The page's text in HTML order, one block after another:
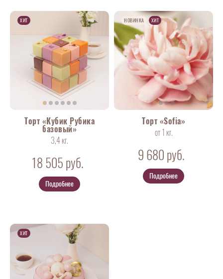
ХИТ
Торт «Кубик Рубика
базовый»
3,4 кг.
18 505 руб.
Подробнее
НОВИНКА ХИТ
Торт «Sofia»
от 1 кг.
9 680 руб.
Подробнее
ХИТ